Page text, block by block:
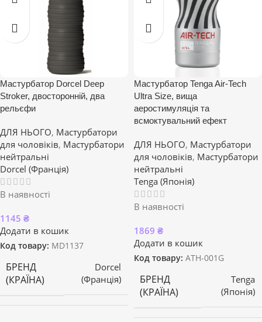
Мастурбатор Dorcel Deep
Stroker, двосторонній, два
рельєфи
ДЛЯ НЬОГО, Мастурбатори
для чоловіків, Мастурбатори
нейтральні
Dorcel (Франція)
В наявності
1145 ₴
Додати в кошик
Код товару: MD1137
БРЕНД
(КРАЇНА)
Dorcel
(Франція)
Мастурбатор Tenga Air-Tech
Ultra Size, вища
аеростимуляція та
всмоктувальний ефект
ДЛЯ НЬОГО, Мастурбатори
для чоловіків, Мастурбатори
нейтральні
Tenga (Японія)
В наявності
1869 ₴
Додати в кошик
Код товару: ATH-001G
БРЕНД
(КРАЇНА)
Tenga
(Японія)